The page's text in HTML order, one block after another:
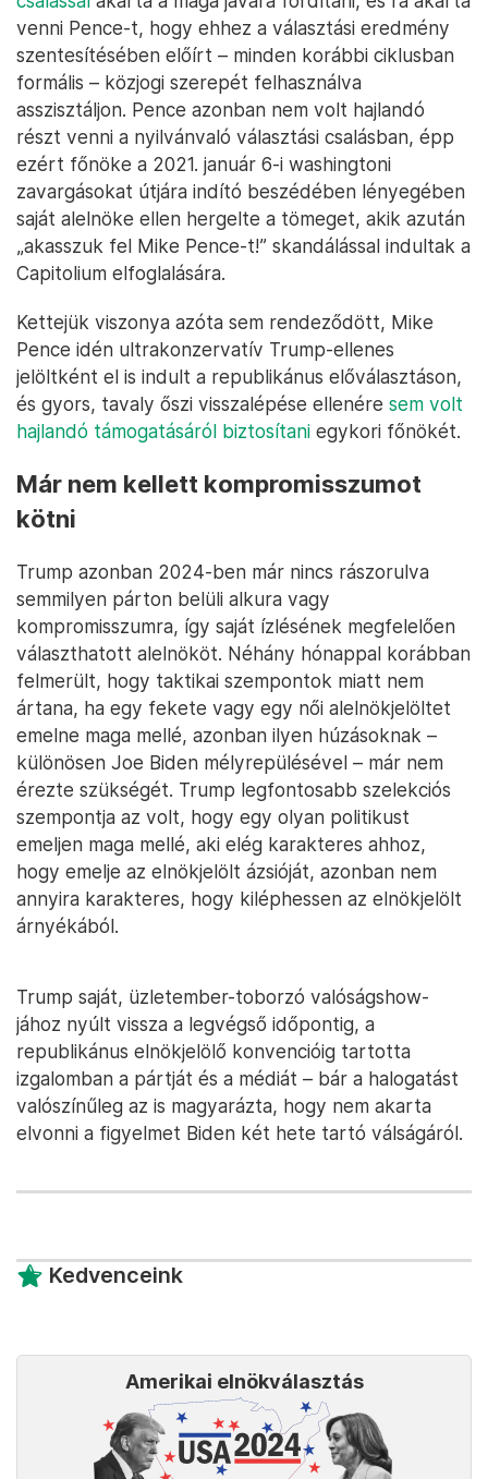
venni Pence-t, hogy ehhez a választási eredmény
szentesítésében előírt – minden korábbi ciklusban
formális – közjogi szerepét felhasználva
asszisztáljon. Pence azonban nem volt hajlandó
részt venni a nyilvánvaló választási csalásban, épp
ezért főnöke a 2021. január 6-i washingtoni
zavargásokat útjára indító beszédében lényegében
saját alelnöke ellen hergelte a tömeget, akik azután
„akasszuk fel Mike Pence-t!” skandálással indultak a
Capitolium elfoglalására.
Kettejük viszonya azóta sem rendeződött, Mike
Pence idén ultrakonzervatív Trump-ellenes
jelöltként el is indult a republikánus előválasztáson,
és gyors, tavaly őszi visszalépése ellenére sem volt
hajlandó támogatásáról biztosítani egykori főnökét.
Már nem kellett kompromisszumot
kötni
Trump azonban 2024-ben már nincs rászorulva
semmilyen párton belüli alkura vagy
kompromisszumra, így saját ízlésének megfelelően
választhatott alelnököt. Néhány hónappal korábban
felmerült, hogy taktikai szempontok miatt nem
ártana, ha egy fekete vagy egy női alelnökjelöltet
emelne maga mellé, azonban ilyen húzásoknak –
különösen Joe Biden mélyrepülésével – már nem
érezte szükségét. Trump legfontosabb szelekciós
szempontja az volt, hogy egy olyan politikust
emeljen maga mellé, aki elég karakteres ahhoz,
hogy emelje az elnökjelölt ázsióját, azonban nem
annyira karakteres, hogy kiléphessen az elnökjelölt
árnyékából.
Trump saját, üzletember-toborzó valóságshow-
jához nyúlt vissza a legvégső időpontig, a
republikánus elnökjelölő konvencióig tartotta
izgalomban a pártját és a médiát – bár a halogatást
valószínűleg az is magyarázta, hogy nem akarta
elvonni a figyelmet Biden két hete tartó válságáról.
Kedvenceink
Amerikai elnökválasztás